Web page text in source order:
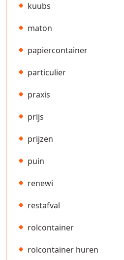
kuubs
maton
papiercontainer
particulier
praxis
prijs
prijzen
puin
renewi
restafval
rolcontainer
rolcontainer huren